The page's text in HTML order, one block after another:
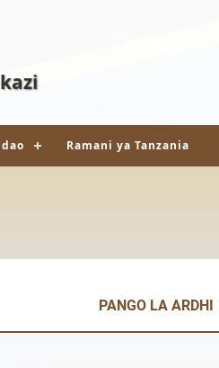
Ramani ya Tanzania
PANGO LA ARDHI